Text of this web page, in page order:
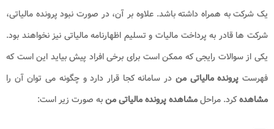
یک شرکت به همراه داشته باشد. علاوه بر آن، در صورت نبود پرونده مالیاتی،
شرکت ها قادر به پرداخت مالیات و تسلیم اظهارنامه مالیاتی نیز نخواهند بود.
یکی از سوالات رایجی که ممکن است برای برخی افراد پیش بیاید این است که
فهرست پرونده مالیاتی من در سامانه کجا قرار دارد و چگونه می توان آن را
مشاهدهکرد. مراحلمشاهده پرونده مالیاتی منبه صورت زیر است: